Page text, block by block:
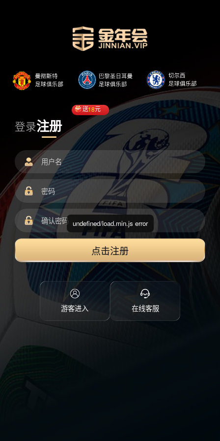
登录注册
送18元
点击注册
游客进入 在线客服
undefined/load.min.js error